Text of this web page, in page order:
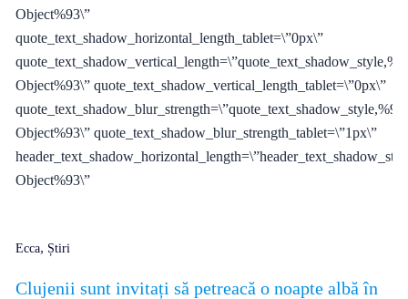
Object%93\”
quote_text_shadow_horizontal_length_tablet=\”0px\”
Object%93\” quote_text_shadow_vertical_length_tablet=\”0px\”
Object%93\” quote_text_shadow_blur_strength_tablet=\”1px\”
Object%93\”
Ecca, Știri
Clujenii sunt invitați să petreacă o noapte albă în